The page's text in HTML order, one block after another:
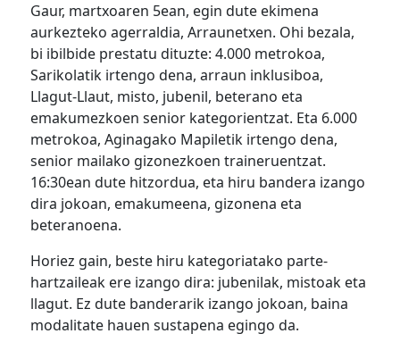
Gaur, martxoaren 5ean, egin dute ekimena
aurkezteko agerraldia, Arraunetxen. Ohi bezala,
bi ibilbide prestatu dituzte: 4.000 metrokoa,
Sarikolatik irtengo dena, arraun inklusiboa,
Llagut-Llaut, misto, jubenil, beterano eta
emakumezkoen senior kategorientzat. Eta 6.000
metrokoa, Aginagako Mapiletik irtengo dena,
senior mailako gizonezkoen traineruentzat.
16:30ean dute hitzordua, eta hiru bandera izango
dira jokoan, emakumeena, gizonena eta
beteranoena.
Horiez gain, beste hiru kategoriatako parte-
hartzaileak ere izango dira: jubenilak, mistoak eta
llagut. Ez dute banderarik izango jokoan, baina
modalitate hauen sustapena egingo da.